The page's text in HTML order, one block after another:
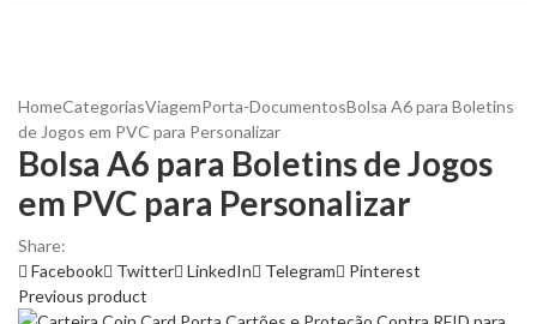
HomeCategoriasViagemPorta-DocumentosBolsa A6 para Boletins
de Jogos em PVC para Personalizar
Bolsa A6 para Boletins de Jogos
em PVC para Personalizar
Share:
Facebook
Twitter LinkedIn Telegram
Pinterest
Previous product